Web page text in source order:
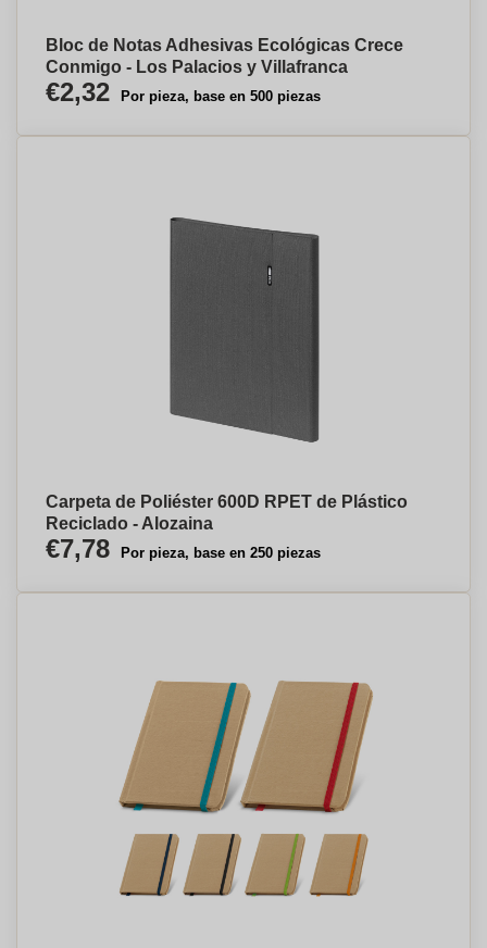
Bloc de Notas Adhesivas Ecológicas Crece
Conmigo - Los Palacios y Villafranca
€2,32 Por pieza, base en 500 piezas
Carpeta de Poliéster 600D RPET de Plástico
Reciclado - Alozaina
€7,78 Por pieza, base en 250 piezas